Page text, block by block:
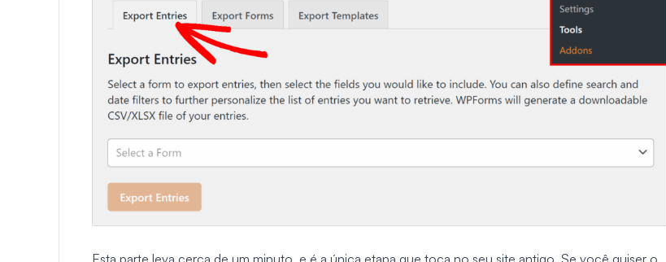
Esta parte leva cerca de um minuto, e é a única etapa que toca no seu site antigo. Se você quiser o